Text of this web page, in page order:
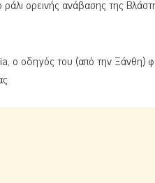
ορεινής ανάβασης της
οδηγός του (από την Ξάνθη)